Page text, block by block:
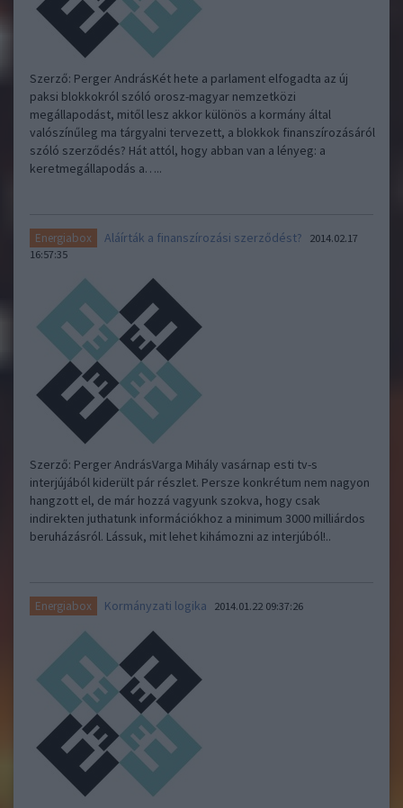
Szerző: Perger AndrásKét hete a parlament elfogadta az új
paksi blokkokról szóló orosz-magyar nemzetközi
megállapodást, mitől lesz akkor különös a kormány által
valószínűleg ma tárgyalni tervezett, a blokkok finanszírozásáról
szóló szerződés? Hát attól, hogy abban van a lényeg: a
keretmegállapodás a…..
Energiabox Aláírták a finanszírozási szerződést?
2014.02.17
16:57:35
Szerző: Perger AndrásVarga Mihály vasárnap esti tv-s
interjújából kiderült pár részlet. Persze konkrétum nem nagyon
hangzott el, de már hozzá vagyunk szokva, hogy csak
indirekten juthatunk információkhoz a minimum 3000 milliárdos
beruházásról. Lássuk, mit lehet kihámozni az interjúból!..
Energiabox Kormányzati logika 2014.01.22 09:37:26